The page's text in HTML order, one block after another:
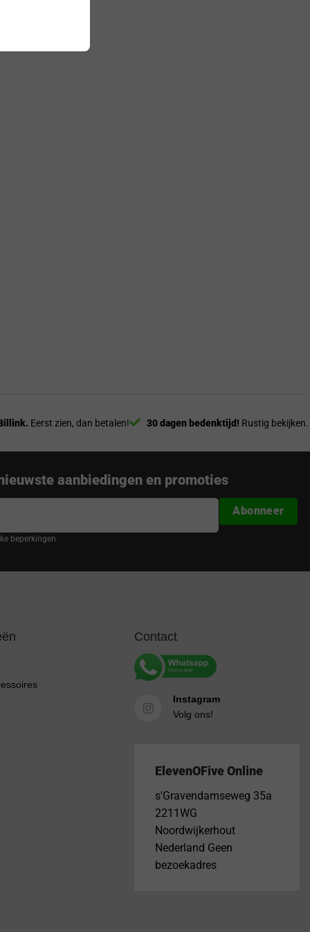
Eerst zien, dan betalen! 30 dagen bedenktijd! Rustig bekijken.
aanbiedingen en promoties
beperkingen
Abonneer
Contact
Instagram
Volg ons!
ElevenOFive Online
s'Gravendamseweg 35a
2211WG
Noordwijkerhout
Nederland Geen
bezoekadres